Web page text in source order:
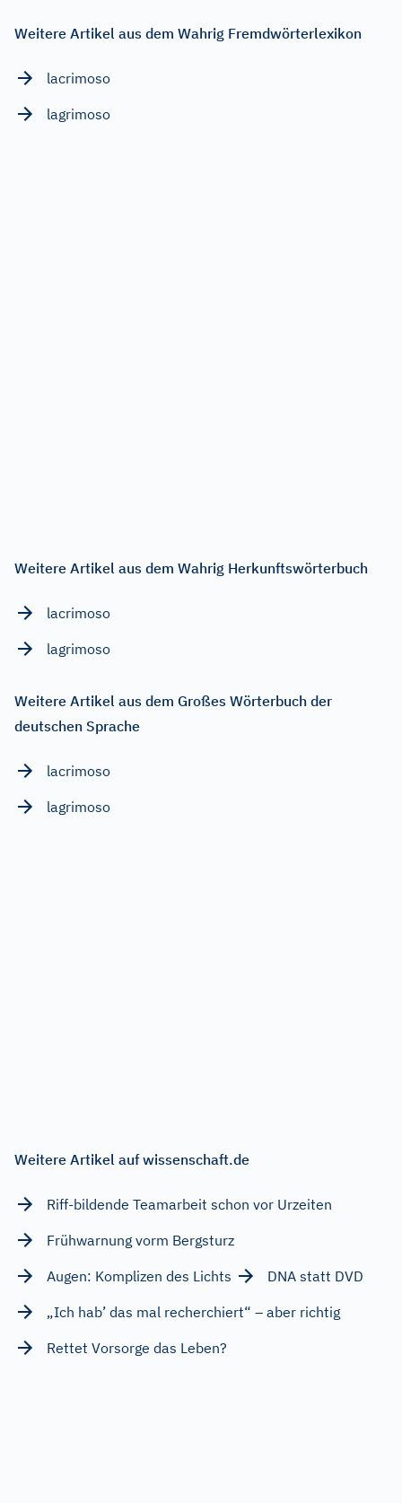
Weitere Artikel aus dem Wahrig Fremdwörterlexikon
lacrimoso
lagrimoso
Weitere Artikel aus dem Wahrig Herkunftswörterbuch
lacrimoso
lagrimoso
Weitere Artikel aus dem Großes Wörterbuch der
deutschen Sprache
lacrimoso
lagrimoso
Weitere Artikel auf wissenschaft.de
Riff-bildende Teamarbeit schon vor Urzeiten
Frühwarnung vorm Bergsturz
Augen: Komplizen des Lichts
DNA statt DVD
„Ich hab’ das mal recherchiert“ – aber richtig
Rettet Vorsorge das Leben?